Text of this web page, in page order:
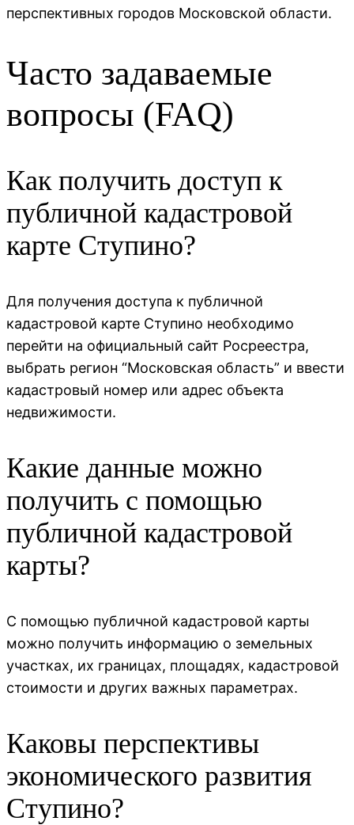
перспективных городов Московской области.
Часто задаваемые
вопросы (FAQ)
Как получить доступ к
публичной кадастровой
карте Ступино?
Для получения доступа к публичной
кадастровой карте Ступино необходимо
перейти на официальный сайт Росреестра,
выбрать регион “Московская область” и ввести
кадастровый номер или адрес объекта
недвижимости.
Какие данные можно
получить с помощью
публичной кадастровой
карты?
С помощью публичной кадастровой карты
можно получить информацию о земельных
участках, их границах, площадях, кадастровой
стоимости и других важных параметрах.
Каковы перспективы
экономического развития
Ступино?